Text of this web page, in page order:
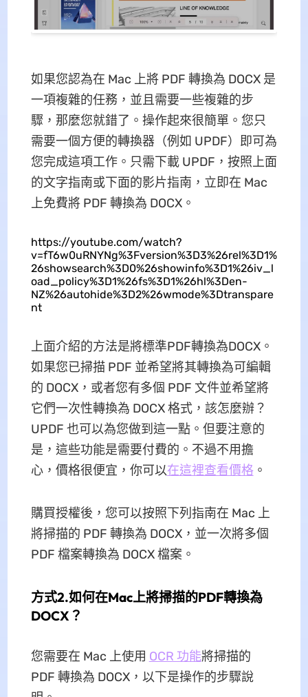
如果您認為在 Mac 上將 PDF 轉換為 DOCX 是
一項複雜的任務，並且需要一些複雜的步
驟，那麼您就錯了。操作起來很簡單。您只
需要一個方便的轉換器（例如 UPDF）即可為
您完成這項工作。只需下載 UPDF，按照上面
的文字指南或下面的影片指南，立即在 Mac
上免費將 PDF 轉換為 DOCX。
https://youtube.com/watch?
v=fT6w0uRNYNg%3Fversion%3D3%26rel%3D1%
26showsearch%3D0%26showinfo%3D1%26iv_l
oad_policy%3D1%26fs%3D1%26hl%3Den-
NZ%26autohide%3D2%26wmode%3Dtranspare
nt
上面介紹的方法是將標準PDF轉換為DOCX。
如果您已掃描 PDF 並希望將其轉換為可編輯
的 DOCX，或者您有多個 PDF 文件並希望將
它們一次性轉換為 DOCX 格式，該怎麼辦？
UPDF 也可以為您做到這一點。但要注意的
是，這些功能是需要付費的。不過不用擔
心，價格很便宜，你可以在這裡查看價格。
購買授權後，您可以按照下列指南在 Mac 上
將掃描的 PDF 轉換為 DOCX，並一次將多個
PDF 檔案轉換為 DOCX 檔案。
方式2.如何在Mac上將掃描的PDF轉換為
DOCX？
您需要在 Mac 上使用 OCR 功能將掃描的
PDF 轉換為 DOCX，以下是操作的步驟說